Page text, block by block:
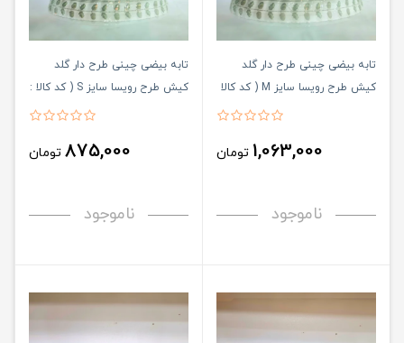
تابه بیضی چینی طرح دار گلد
کیش طرح رویسا سایز M ( کد کالا
1,063,000 تومان
ناموجود
تابه بیضی چینی طرح دار گلد
کیش طرح رویسا سایز S ( کد کالا :
875,000 تومان
ناموجود